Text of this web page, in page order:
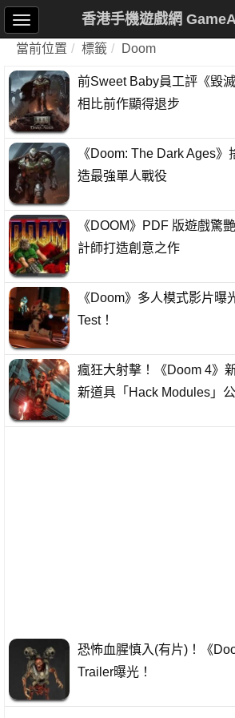
香港手機遊戲網
當前位置 標籤 Doom
前Sweet Baby員工評《毀
相比前作顯得退步
《Doom: The Dark Ages
造最強單人戰役
《DOOM》PDF 版遊戲驚
計師打造創意之作
《Doom》多人模式影片曝
Test！
瘋狂大射擊！《Doom 4》
新道具「Hack Modules」公
恐怖血腥慎入(有片)！《
Trailer曝光！